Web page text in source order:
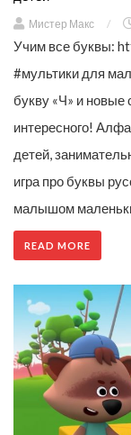
Мистер Макс /
Учим все буквы:
#мультики для
букву «Ч» и новые
интересного!
детей,
игра про буквы
малышом
READ MORE